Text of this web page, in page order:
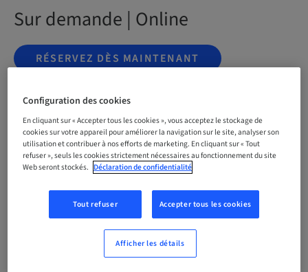
Sur demande | Online
RÉSERVEZ DÈS MAINTENANT
Statut
Réservation possible
Anglais
Configuration des cookies
En cliquant sur « Accepter tous les cookies », vous acceptez le stockage de
cookies sur votre appareil pour améliorer la navigation sur le site, analyser son
utilisation et contribuer à nos efforts de marketing. En cliquant sur « Tout
refuser », seuls les cookies strictement nécessaires au fonctionnement du site
Web seront stockés. Déclaration de confidentialité
Tout refuser Accepter tous les cookies
Afficher les détails